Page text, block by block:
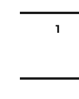
SEITE1